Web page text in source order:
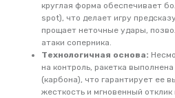
круглая форма обеспечивает
spot), что делает игру
прощает неточные удары,
атаки соперника.
Технологичная основа:
на контроль, ракетка
(карбона), что гарантирует ее
жесткость и мгновенный